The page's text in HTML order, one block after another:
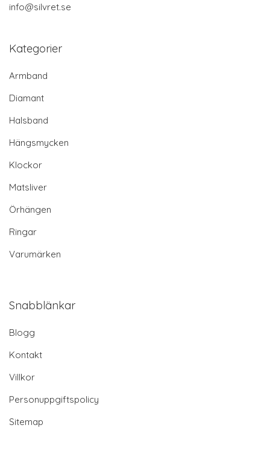
info@silvret.se
Kategorier
Armband
Diamant
Halsband
Hängsmycken
Klockor
Matsliver
Örhängen
Ringar
Varumärken
Snabblänkar
Blogg
Kontakt
Villkor
Personuppgiftspolicy
Sitemap